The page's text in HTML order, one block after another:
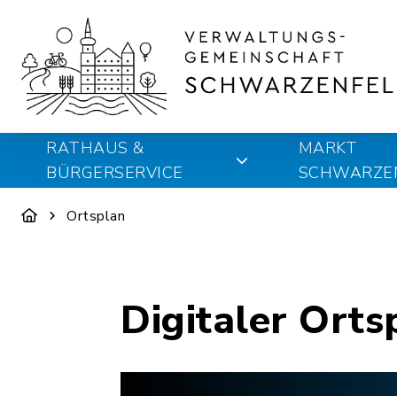
RATHAUS &
BÜRGERSERVICE
MARKT
Ortsplan
Digitaler